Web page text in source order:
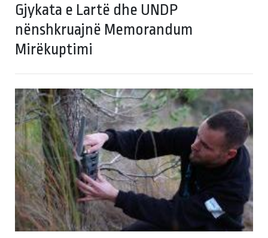
Gjykata e Lartë dhe UNDP
nënshkruajnë Memorandum
Mirëkuptimi